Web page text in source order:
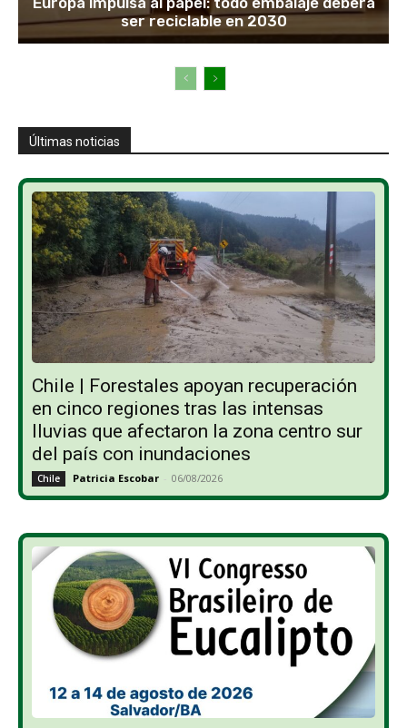
ser reciclable en 2030
Últimas noticias
Chile | Forestales apoyan recuperación
en cinco regiones tras las intensas
lluvias que afectaron la zona centro sur
del país con inundaciones
Chile Patricia Escobar - 06/08/2026